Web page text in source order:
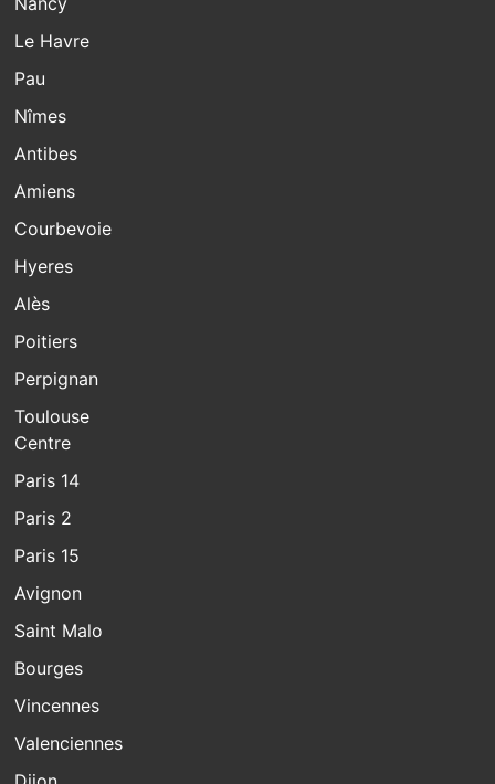
Le Havre
Pau
Nîmes
Antibes
Amiens
Courbevoie
Hyeres
Alès
Poitiers
Perpignan
Toulouse
Centre
Paris 14
Paris 2
Paris 15
Avignon
Saint Malo
Bourges
Vincennes
Valenciennes